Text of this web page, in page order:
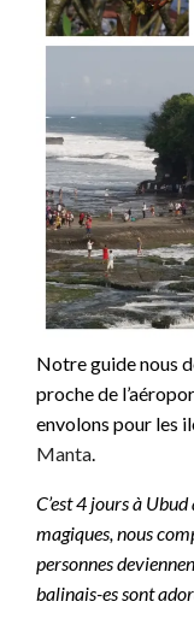
Notre guide nous
proche de
envolons pour les
Manta.
C’est 4 jours à
magiques, nous
personnes
balinais-es sont